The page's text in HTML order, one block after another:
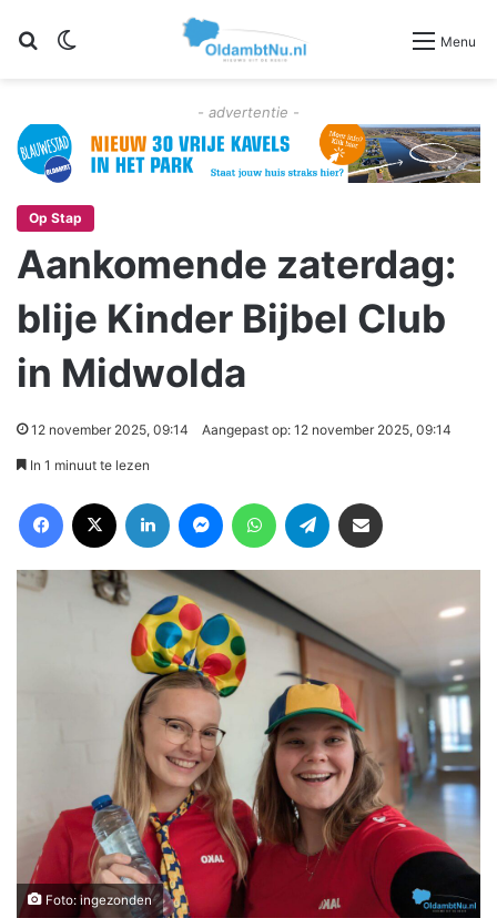
Zoeken Menu
- advertentie -
Op Stap
Aankomende zaterdag:
blije Kinder Bijbel Club
in Midwolda
12 november 2025, 09:14 Aangepast op: 12 november 2025, 09:14
In 1 minuut te lezen
Foto: ingezonden